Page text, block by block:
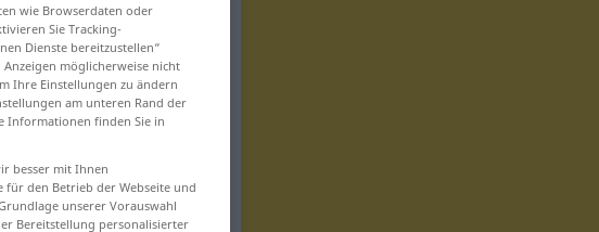
wie Browserdaten oder
Sie Tracking-
Dienste bereitzustellen“
möglicherweise nicht
Ihre Einstellungen zu ändern
am unteren Rand der
Informationen finden Sie in
besser mit Ihnen
den Betrieb der Webseite und
unserer Vorauswahl
Bereitstellung personalisierter